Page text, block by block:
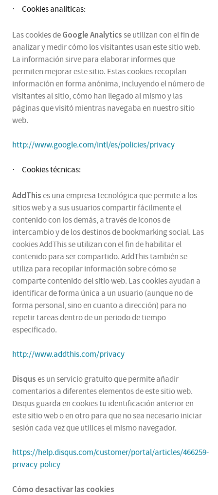
· Cookies analíticas:
Las cookies deGoogle Analyticsse utilizan con el fin de
analizar y medir cómo los visitantes usan este sitio web.
La información sirve para elaborar informes que
permiten mejorar este sitio. Estas cookies recopilan
información en forma anónima, incluyendo el número de
visitantes al sitio, cómo han llegado al mismo y las
páginas que visitó mientras navegaba en nuestro sitio
web.
http://www.google.com/intl/es/policies/privacy
· Cookies técnicas:
AddThises una empresa tecnológica que permite a los
sitios web y a sus usuarios compartir fácilmente el
contenido con los demás, a través de iconos de
intercambio y de los destinos de bookmarking social. Las
cookies AddThis se utilizan con el fin de habilitar el
contenido para ser compartido. AddThis también se
utiliza para recopilar información sobre cómo se
comparte contenido del sitio web. Las cookies ayudan a
identificar de forma única a un usuario (aunque no de
forma personal, sino en cuanto a dirección) para no
repetir tareas dentro de un periodo de tiempo
especificado.
http://www.addthis.com/privacy
Disquses un servicio gratuito que permite añadir
comentarios a diferentes elementos de este sitio web.
Disqus guarda en cookies tu identificación anterior en
este sitio web o en otro para que no sea necesario iniciar
sesión cada vez que utilices el mismo navegador.
https://help.disqus.com/customer/portal/articles/466259-
privacy-policy
Cómo desactivar las cookies